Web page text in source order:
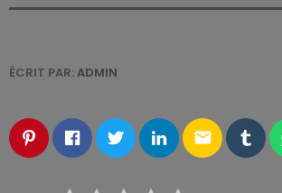
ÉCRIT PAR:ADMIN
email